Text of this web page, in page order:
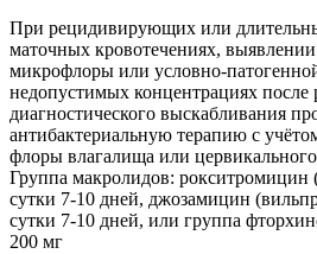
При рецидивирующих или
маточных кровотечениях,
микрофлоры или условно-
недопустимых концентрациях после
диагностического выскабливания
антибактериальную терапию с
флоры влагалища или
Группа макролидов: рокситромицин
сутки 7-10 дней, джозамицин
сутки 7-10 дней, или группа
200 мг